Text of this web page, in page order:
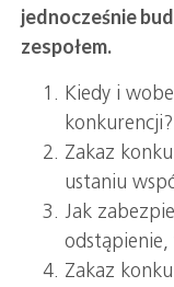
jednocześnie
zespołem.
Kiedy i
konkurencji?
Zakaz
ustaniu
Jak
Zakaz